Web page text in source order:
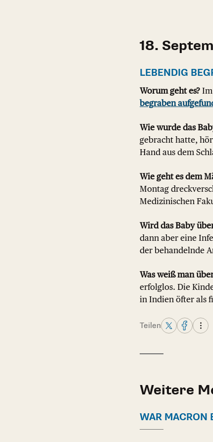
18.
LEBENDIG
Worum geht es?
begraben
Wie wurde das
gebracht hatte,
Hand aus dem
Wie geht es dem
Montag
Medizinischen
Wird das Baby
dann aber eine
der behandelnde
Was weiß man
erfolglos. Die
in Indien öfter als
Teilen
Weitere
WAR MACRON